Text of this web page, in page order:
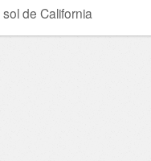
de California